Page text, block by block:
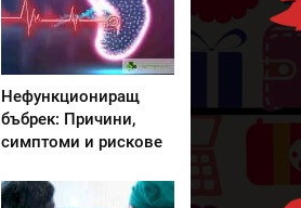
Нефункциониращ
бъбрек: Причини,
симптоми и рискове